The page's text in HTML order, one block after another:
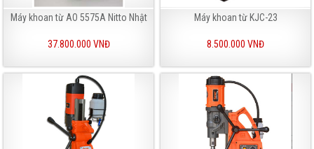
Máy khoan từ AO 5575A Nitto Nhật
37.800.000 VNĐ
Máy khoan từ KJC-23
8.500.000 VNĐ